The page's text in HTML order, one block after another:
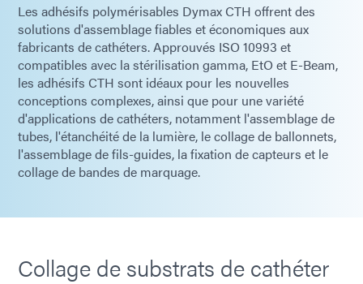
Les adhésifs polymérisables Dymax CTH offrent des
solutions d'assemblage fiables et économiques aux
fabricants de cathéters. Approuvés ISO 10993 et ​​
compatibles avec la stérilisation gamma, EtO et E-Beam,
les adhésifs CTH sont idéaux pour les nouvelles
conceptions complexes, ainsi que pour une variété
d'applications de cathéters, notamment l'assemblage de
tubes, l'étanchéité de la lumière, le collage de ballonnets,
l'assemblage de fils-guides, la fixation de capteurs et le
collage de bandes de marquage.
Collage de substrats de cathéter